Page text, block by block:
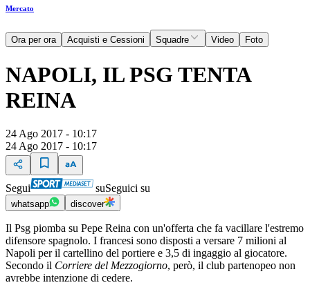
Mercato
Ora per ora Acquisti e Cessioni Squadre Video Foto
NAPOLI, IL PSG TENTA
REINA
24 Ago 2017 - 10:17
24 Ago 2017 - 10:17
Segui suSeguici su
whatsapp discover
Il Psg piomba su Pepe Reina con un'offerta che fa vacillare l'estremo
difensore spagnolo. I francesi sono disposti a versare 7 milioni al
Napoli per il cartellino del portiere e 3,5 di ingaggio al giocatore.
Secondo il Corriere del Mezzogiorno, però, il club partenopeo non
avrebbe intenzione di cedere.